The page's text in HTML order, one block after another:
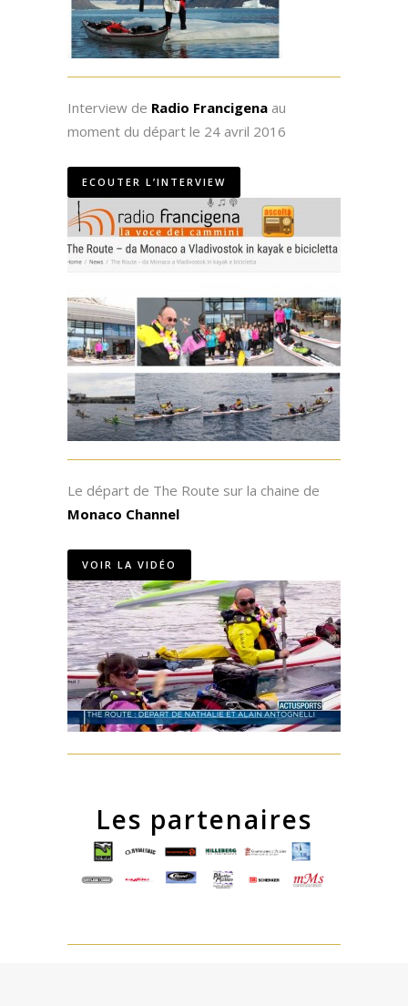
Interview de Radio Francigena au
moment du départ le 24 avril 2016
ECOUTER L’INTERVIEW
Le départ de The Route sur la chaine de
Monaco Channel
VOIR LA VIDÉO
Les partenaires